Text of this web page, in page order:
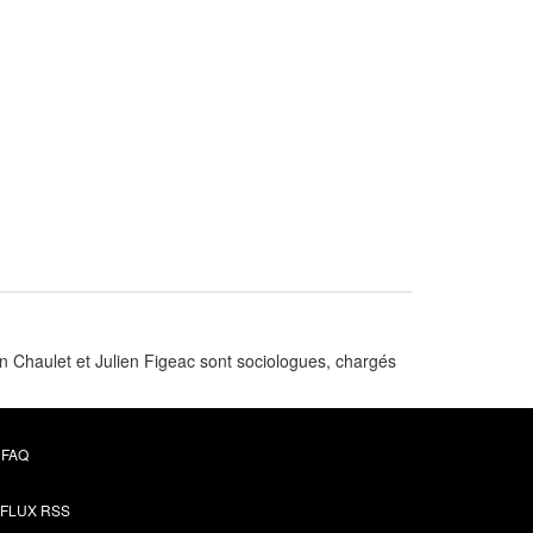
Chaulet et Julien Figeac sont sociologues, chargés
FAQ
FLUX RSS